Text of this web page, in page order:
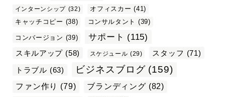
インターンシップ (32) オフィスカー (41)
キャッチコピー (38) コンサルタント (39)
コンバージョン (39) サポート (115)
スキルアップ (58) スケジュール (29) スタッフ (71)
トラブル (63) ビジネスブログ (159)
ファン作り (79) ブランディング (82)